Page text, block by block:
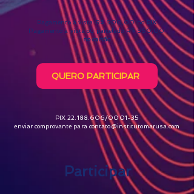
Pagamento à vista R$ 900,00 noPIX
Pagamento à vista ou parcelado R$ 950,00
no cartão
QUERO PARTICIPAR
PIX22.188.606/0001-35
enviar comprovante para contato@institutomarusa.com
Participar